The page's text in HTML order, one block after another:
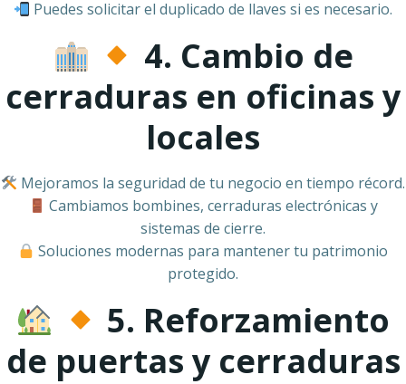
Puedes solicitar el duplicado de llaves si es necesario.
4. Cambio de
cerraduras en oficinas y
locales
Mejoramos la seguridad de tu negocio en tiempo récord.
Cambiamos bombines, cerraduras electrónicas y
sistemas de cierre.
Soluciones modernas para mantener tu patrimonio
protegido.
5. Reforzamiento
de puertas y cerraduras